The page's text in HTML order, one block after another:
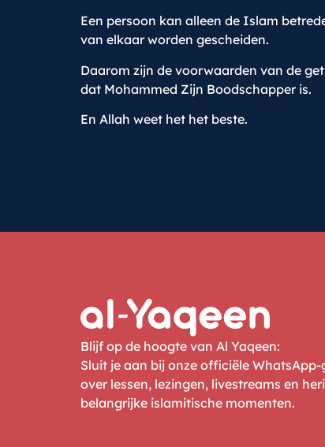
Een persoon kan alleen de Islam
van elkaar worden gescheiden.
Daarom zijn de voorwaarden van de
dat Mohammed Zijn Boodschapper is.
En Allah weet het het beste.
Blijf op de hoogte van Al Yaqeen:
Sluit je aan bij onze officiële
over lessen, lezingen, livestreams en
belangrijke islamitische momenten.